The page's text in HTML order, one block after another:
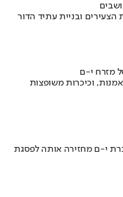
ובניית עתיד הדור
מזרח י-ם
וכיכרות משופצות
י-ם מחזירה אותה לפסגת